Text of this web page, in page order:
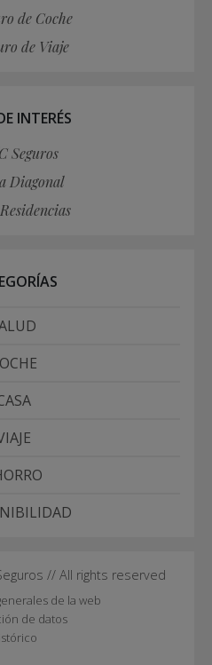
de Coche
de Viaje
INTERÉS
Seguros
Diagonal
// All rights reserved
de la web
de datos